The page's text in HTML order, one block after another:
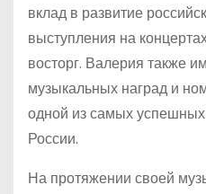
вклад в развитие
выступления на
восторг. Валерия также
музыкальных наград и
одной из самых
России.
На протяжении своей